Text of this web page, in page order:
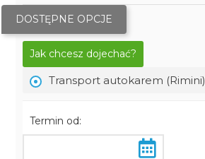
DOSTĘPNE OPCJE
Jak chcesz dojechać?
Transport autokarem (Rimini)
Termin od: